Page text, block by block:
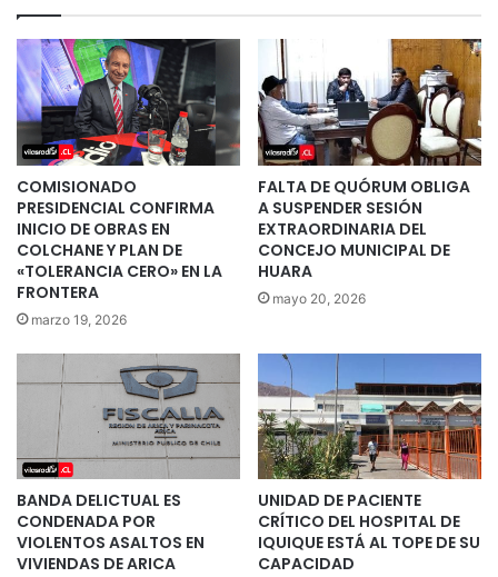
COMISIONADO
PRESIDENCIAL CONFIRMA
INICIO DE OBRAS EN
COLCHANE Y PLAN DE
«TOLERANCIA CERO» EN LA
FRONTERA
marzo 19, 2026
FALTA DE QUÓRUM OBLIGA
A SUSPENDER SESIÓN
EXTRAORDINARIA DEL
CONCEJO MUNICIPAL DE
HUARA
mayo 20, 2026
BANDA DELICTUAL ES
CONDENADA POR
VIOLENTOS ASALTOS EN
VIVIENDAS DE ARICA
UNIDAD DE PACIENTE
CRÍTICO DEL HOSPITAL DE
IQUIQUE ESTÁ AL TOPE DE SU
CAPACIDAD